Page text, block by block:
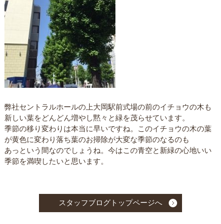
弊社セントラルホールの上大岡駅前式場の前のイチョウの木も
新しい葉をどんどん増やし黙々と緑を茂らせています。
季節の移り変わりは本当に早いですね。このイチョウの木の葉
が黄色に変わり落ち葉のお掃除が大変な季節のなるのも
あっという間なのでしょうね。今はこの青空と新緑の心地いい
季節を満喫したいと思います。
スタッフブログトップページへ